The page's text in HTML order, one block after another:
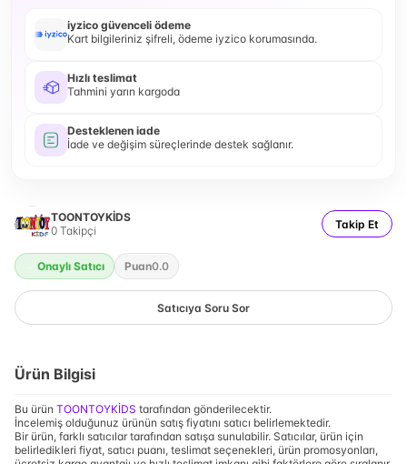
iyzico güvenceli ödeme
Kart bilgileriniz şifreli, ödeme iyzico korumasında.
Hızlı teslimat
Tahmini yarın kargoda
Desteklenen iade
İade ve değişim süreçlerinde destek sağlanır.
TOONTOYKİDS
0 Takipçi Takip Et
Onaylı Satıcı Puan0.0
Satıcıya Soru Sor
Ürün Bilgisi
Bu ürün TOONTOYKİDS tarafından gönderilecektir.
İncelemiş olduğunuz ürünün satış fiyatını satıcı belirlemektedir.
Bir ürün, farklı satıcılar tarafından satışa sunulabilir. Satıcılar, ürün için
belirledikleri fiyat, satıcı puanı, teslimat seçenekleri, ürün promosyonları,